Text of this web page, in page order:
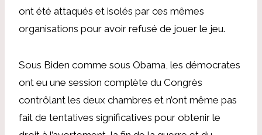
ont été attaqués et isolés par ces mêmes
organisations pour avoir refusé de jouer le jeu.
Sous Biden comme sous Obama, les démocrates
ont eu une session complète du Congrès
contrôlant les deux chambres et n’ont même pas
fait de tentatives significatives pour obtenir le